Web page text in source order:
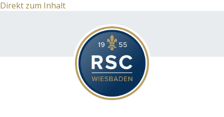
Direkt zum Inhalt